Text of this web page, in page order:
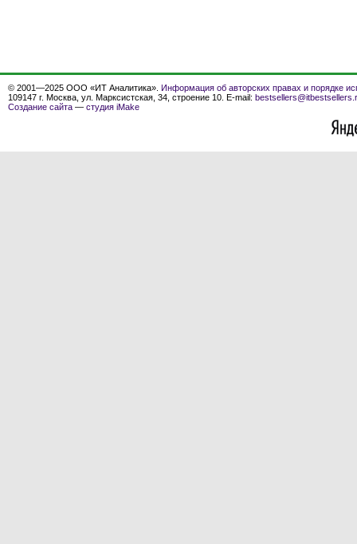
© 2001—2025 ООО «ИТ Аналитика». Информация об авторских правах и порядке
109147 г. Москва, ул. Марксистская, 34, строение 10. E-mail:
Создание сайта — студия iMake